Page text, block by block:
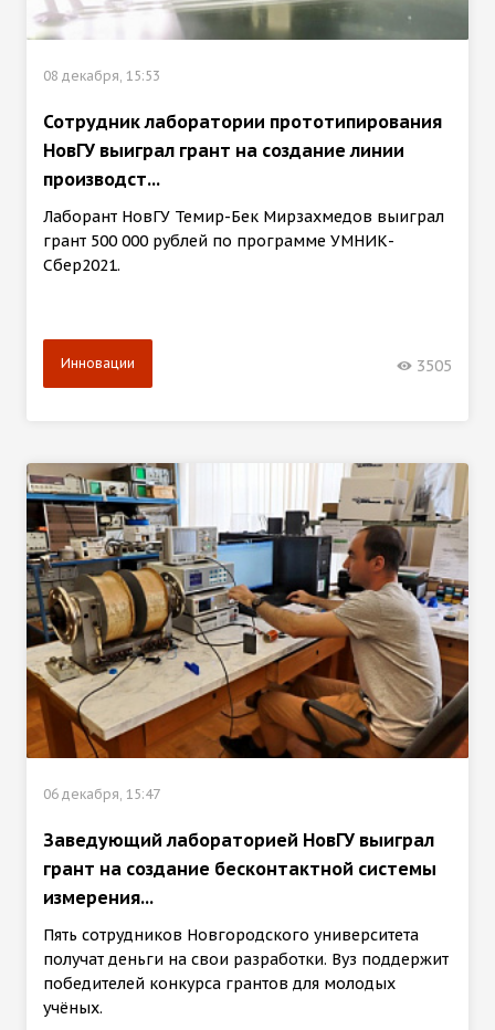
08 декабря, 15:53
Сотрудник лаборатории прототипирования
НовГУ выиграл грант на создание линии
производст...
Лаборант НовГУ Темир-Бек Мирзахмедов выиграл
грант 500 000 рублей по программе УМНИК-
Сбер2021.
Инновации 3505
06 декабря, 15:47
Заведующий лабораторией НовГУ выиграл
грант на создание бесконтактной системы
измерения...
Пять сотрудников Новгородского университета
получат деньги на свои разработки. Вуз поддержит
победителей конкурса грантов для молодых
учёных.